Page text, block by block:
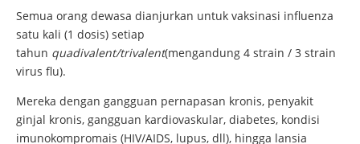
Semua orang dewasa dianjurkan untuk vaksinasi influenza
satu kali (1 dosis) setiap
tahun quadivalent/trivalent(mengandung 4 strain / 3 strain
virus flu).
Mereka dengan gangguan pernapasan kronis, penyakit
ginjal kronis, gangguan kardiovaskular, diabetes, kondisi
imunokompromais (HIV/AIDS, lupus, dll), hingga lansia